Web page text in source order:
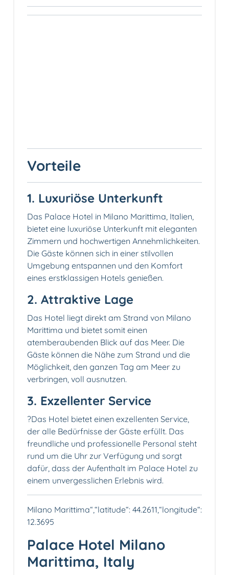
Vorteile
1. Luxuriöse Unterkunft
Das Palace Hotel in Milano Marittima, Italien,
bietet eine luxuriöse Unterkunft mit eleganten
Zimmern und hochwertigen Annehmlichkeiten.
Die Gäste können sich in einer stilvollen
Umgebung entspannen und den Komfort
eines erstklassigen Hotels genießen.
2. Attraktive Lage
Das Hotel liegt direkt am Strand von Milano
Marittima und bietet somit einen
atemberaubenden Blick auf das Meer. Die
Gäste können die Nähe zum Strand und die
Möglichkeit, den ganzen Tag am Meer zu
verbringen, voll ausnutzen.
3. Exzellenter Service
?‍Das Hotel bietet einen exzellenten Service,
der alle Bedürfnisse der Gäste erfüllt. Das
freundliche und professionelle Personal steht
rund um die Uhr zur Verfügung und sorgt
dafür, dass der Aufenthalt im Palace Hotel zu
einem unvergesslichen Erlebnis wird.
Milano Marittima“,“latitude“: 44.2611,“longitude“:
12.3695
Palace Hotel Milano
Marittima, Italy